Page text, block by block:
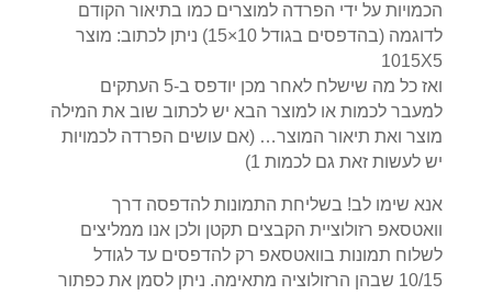
הכמויות על ידי הפרדה למוצרים כמו בתיאור הקודם
לדוגמה (בהדפסים בגודל 10×15) ניתן לכתוב: מוצר
1015X5
ואז כל מה שישלח לאחר מכן יודפס ב-5 העתקים
למעבר לכמות או למוצר הבא יש לכתוב שוב את המילה
מוצר ואת תיאור המוצר… (אם עושים הפרדה לכמויות
יש לעשות זאת גם לכמות 1)
אנא שימו לב! בשליחת התמונות להדפסה דרך
וואטסאפ רזולוציית הקבצים תקטן ולכן אנו ממליצים
לשלוח תמונות בוואטסאפ רק להדפסים עד לגודל
10/15 שבהן הרזולוציה מתאימה. ניתן לסמן את כפתור